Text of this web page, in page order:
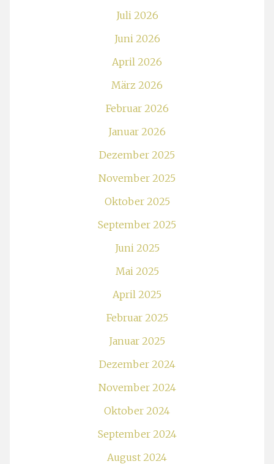
Juli 2026
Juni 2026
April 2026
März 2026
Februar 2026
Januar 2026
Dezember 2025
November 2025
Oktober 2025
September 2025
Juni 2025
Mai 2025
April 2025
Februar 2025
Januar 2025
Dezember 2024
November 2024
Oktober 2024
September 2024
August 2024